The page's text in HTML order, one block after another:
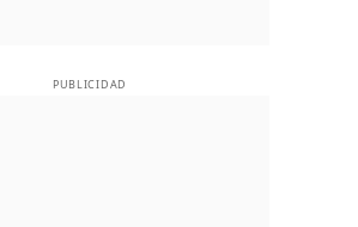
PUBLICIDAD